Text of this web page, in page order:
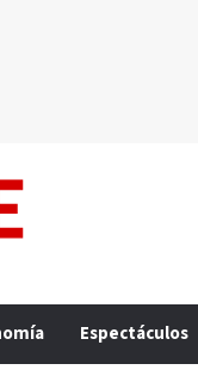
Espectáculos